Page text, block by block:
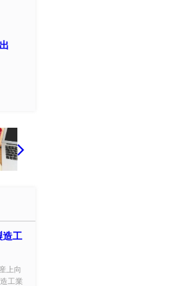
造工
上向
工業